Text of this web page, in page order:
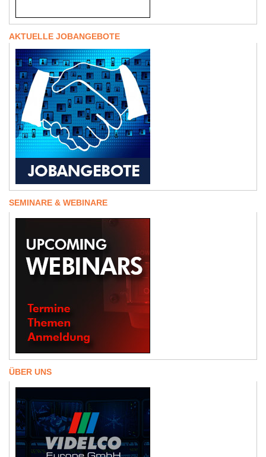
AKTUELLE JOBANGEBOTE
SEMINARE & WEBINARE
ÜBER UNS